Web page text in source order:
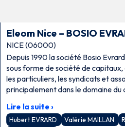
Eleom Nice – BOSIO
NICE (06000)
Depuis 1990 la société Bosio
sous forme de société de capitaux,
les particuliers, les syndicats et associations. Elle intervient
principalement dans le domaine
des 4 Avocats Associés sont les
droit des sociétés, droit fiscal, droit
Lire la suite ›
Hubert EVRARD Valérie MAILLAN